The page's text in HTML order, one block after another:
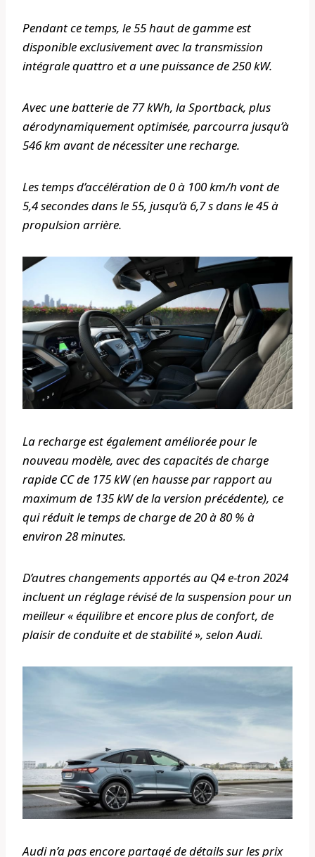
Pendant ce temps, le 55 haut de gamme est
disponible exclusivement avec la transmission
intégrale quattro et a une puissance de 250 kW.
Avec une batterie de 77 kWh, la Sportback, plus
aérodynamiquement optimisée, parcourra jusqu’à
546 km avant de nécessiter une recharge.
Les temps d’accélération de 0 à 100 km/h vont de
5,4 secondes dans le 55, jusqu’à 6,7 s dans le 45 à
propulsion arrière.
La recharge est également améliorée pour le
nouveau modèle, avec des capacités de charge
rapide CC de 175 kW (en hausse par rapport au
maximum de 135 kW de la version précédente), ce
qui réduit le temps de charge de 20 à 80 % à
environ 28 minutes.
D’autres changements apportés au Q4 e-tron 2024
incluent un réglage révisé de la suspension pour un
meilleur « équilibre et encore plus de confort, de
plaisir de conduite et de stabilité », selon Audi.
Audi n’a pas encore partagé de détails sur les prix